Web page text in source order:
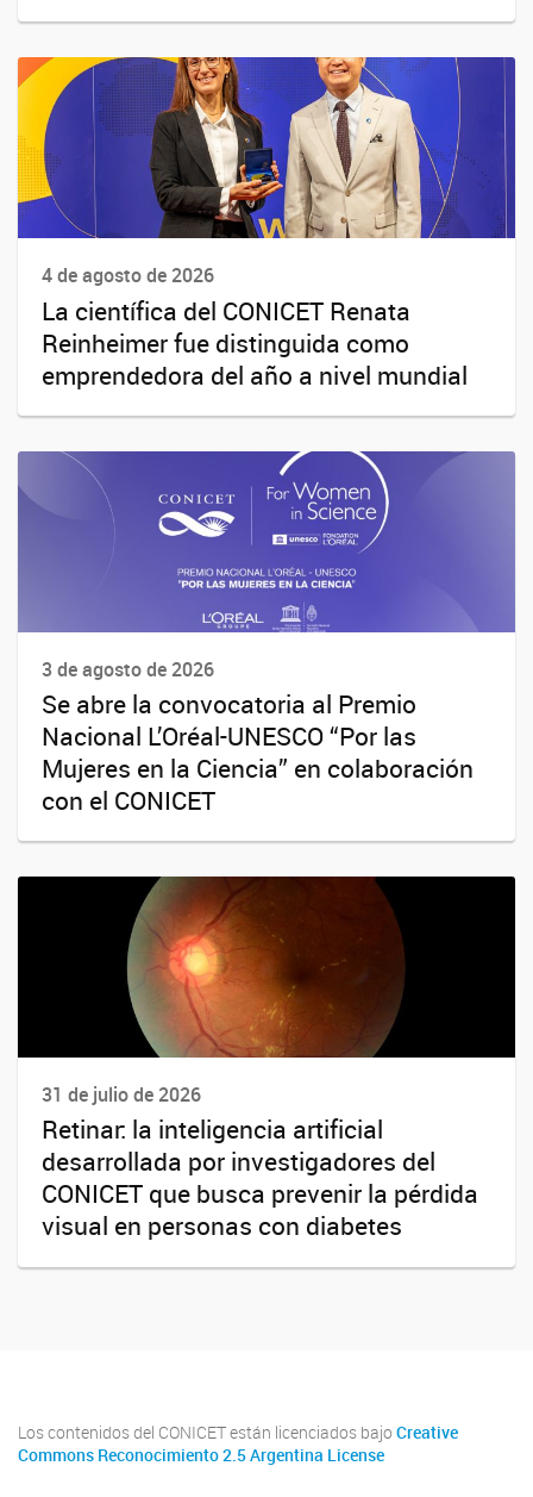
4 de agosto de 2026
La científica del CONICET Renata
Reinheimer fue distinguida como
emprendedora del año a nivel mundial
3 de agosto de 2026
Se abre la convocatoria al Premio
Nacional L’Oréal-UNESCO “Por las
Mujeres en la Ciencia” en colaboración
con el CONICET
31 de julio de 2026
Retinar: la inteligencia artificial
desarrollada por investigadores del
CONICET que busca prevenir la pérdida
visual en personas con diabetes
Los contenidos del CONICET están licenciados bajo Creative
Commons Reconocimiento 2.5 Argentina License